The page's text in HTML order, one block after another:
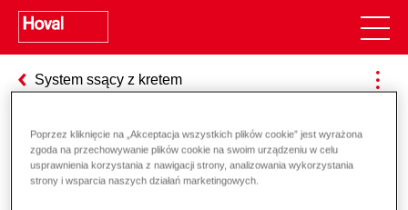
System ssący z kretem
Odpowiedzialność za energię i
Poprzez kliknięcie na „Akceptacja wszystkich plików cookie” jest wyrażona
zgoda na przechowywanie plików cookie na swoim urządzeniu w celu
usprawnienia korzystania z nawigacji strony, analizowania wykorzystania
strony i wsparcia naszych działań marketingowych.